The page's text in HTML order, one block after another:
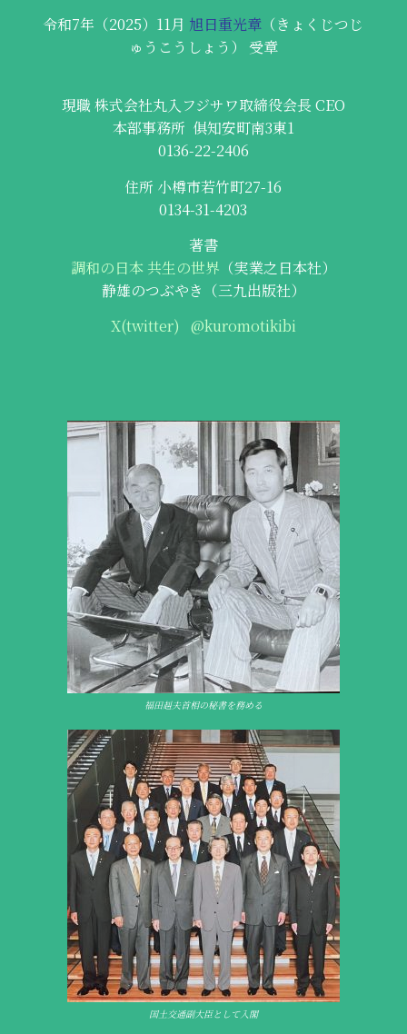
令和7年（2025）11月 旭日重光章 （きょくじつじ
ゅうこうしょう）
受章
現職 株式会社丸入フジサワ取締役会長 CEO
本部事務所 俱知安町南3東1
0136-22-2406
住所 小樽市若竹町27-16
0134-31-4203
著書
調和の日本 共生の世界 （実業之日本社）
静雄のつぶやき（三九出版社）
X(twitter) @kuromotikibi
選挙の様子
福田赳夫首相の秘書を務める
選挙の様子
福田赳夫首相の秘書を務める
皇居にて
国土交通副大臣として入閣
国土交通副大臣として入閣
皇居にて
国土交通副大臣として入閣